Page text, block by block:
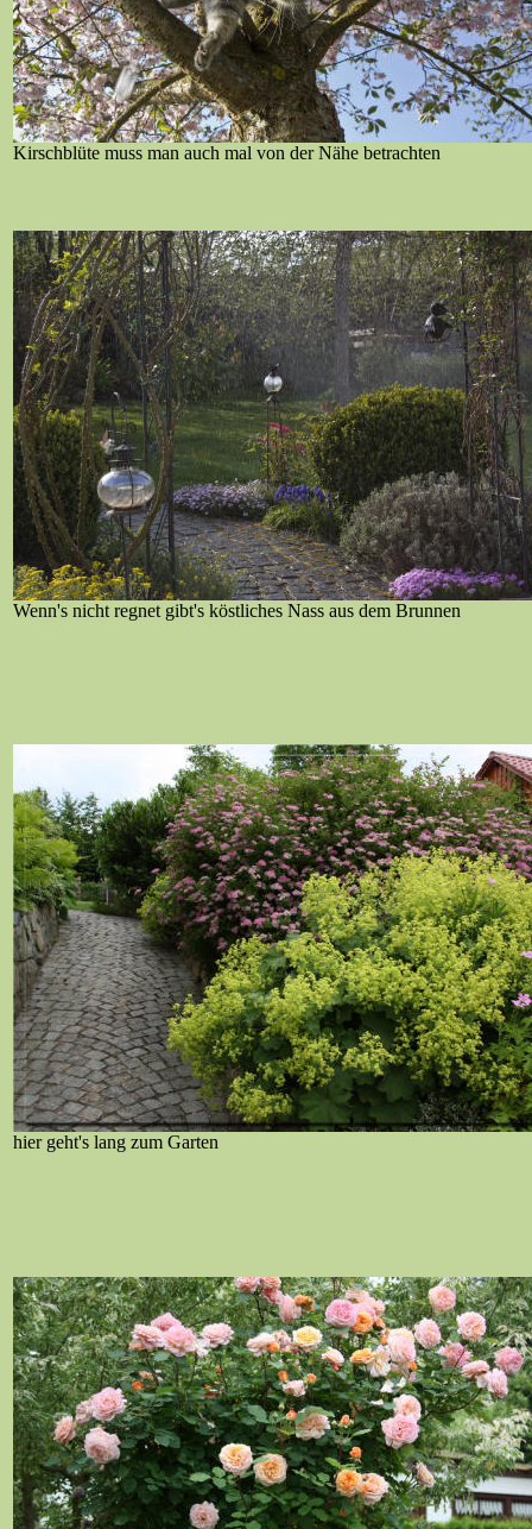
Kirschblüte muss man auch mal von der Nähe betrachten
Wenn's nicht regnet gibt's köstliches Nass aus dem Brunnen
hier geht's lang zum Garten